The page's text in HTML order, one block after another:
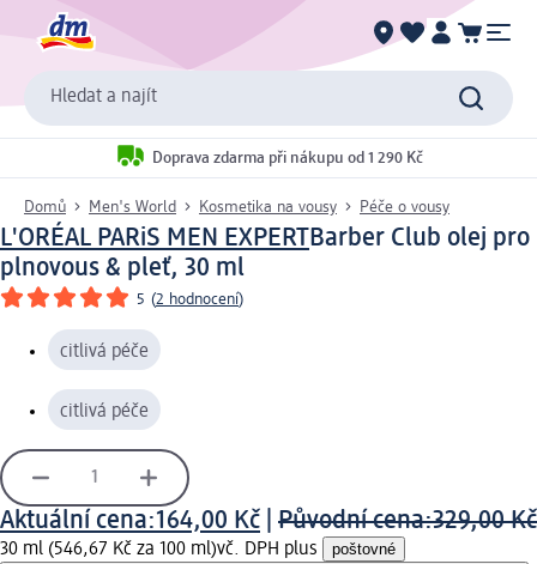
Hledat a najít
Doprava zdarma při nákupu od 1 290 Kč
Domů Men's World Kosmetika na vousy Péče o vousy
L'ORÉAL PARiS MEN EXPERTBarber Club olej pro
plnovous & pleť, 30 ml
5 (2 hodnocení)
citlivá péče
citlivá péče
Aktuální cena:164,00 Kč Původní cena:329,00 Kč
30 ml (546,67 Kč za 100 ml)vč. DPH plus poštovné